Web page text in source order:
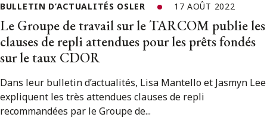
BULLETIN D’ACTUALITÉS OSLER 17 AOÛT 2022
Le Groupe de travail sur le TARCOM publie les
clauses de repli attendues pour les prêts fondés
sur le taux CDOR
Dans leur bulletin d’actualités, Lisa Mantello et Jasmyn Lee
expliquent les très attendues clauses de repli
recommandées par le Groupe de...